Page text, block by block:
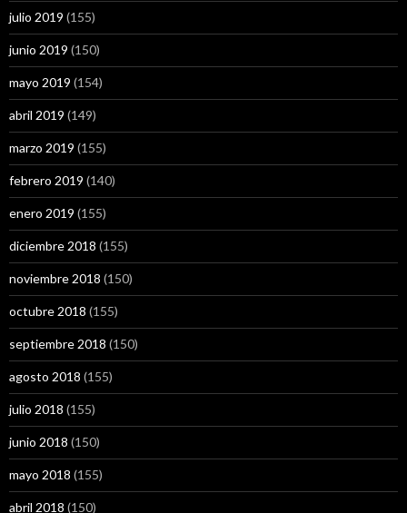
julio 2019 (155)
junio 2019 (150)
mayo 2019 (154)
abril 2019 (149)
marzo 2019 (155)
febrero 2019 (140)
enero 2019 (155)
diciembre 2018 (155)
noviembre 2018 (150)
octubre 2018 (155)
septiembre 2018 (150)
agosto 2018 (155)
julio 2018 (155)
junio 2018 (150)
mayo 2018 (155)
abril 2018 (150)